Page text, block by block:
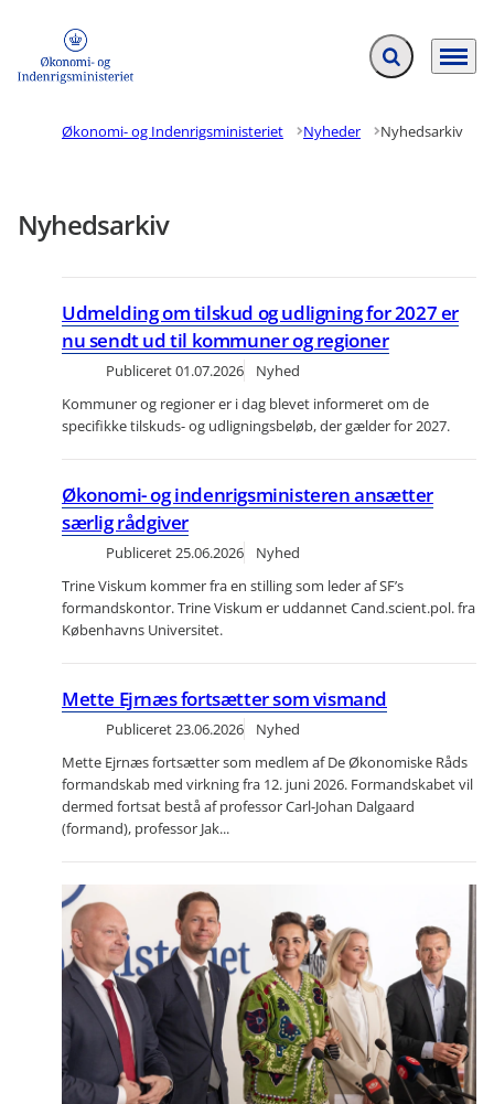
Gå til forsiden Fold søgefelt ud
Menu
Økonomi- og Indenrigsministeriet Nyheder Nyhedsarkiv
Nyhedsarkiv
Udmelding om tilskud og udligning for 2027 er
nu sendt ud til kommuner og regioner
Publiceret01.07.2026
Nyhed
Kommuner og regioner er i dag blevet informeret om de
specifikke tilskuds- og udligningsbeløb, der gælder for 2027.
Økonomi- og indenrigsministeren ansætter
særlig rådgiver
Publiceret25.06.2026
Nyhed
Trine Viskum kommer fra en stilling som leder af SF’s
formandskontor. Trine Viskum er uddannet Cand.scient.pol. fra
Københavns Universitet.
Mette Ejrnæs fortsætter som vismand
Publiceret23.06.2026
Nyhed
Mette Ejrnæs fortsætter som medlem af De Økonomiske Råds
formandskab med virkning fra 12. juni 2026. Formandskabet vil
dermed fortsat bestå af professor Carl-Johan Dalgaard
(formand), professor Jak...